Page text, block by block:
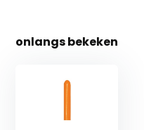
onlangs bekeken